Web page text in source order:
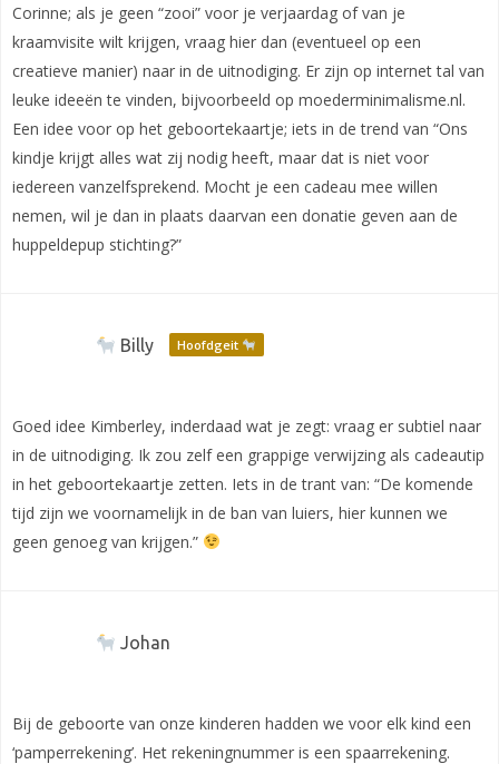
Corinne; als je geen “zooi” voor je verjaardag of van je
kraamvisite wilt krijgen, vraag hier dan (eventueel op een
creatieve manier) naar in de uitnodiging. Er zijn op internet tal van
leuke ideeën te vinden, bijvoorbeeld op moederminimalisme.nl.
Een idee voor op het geboortekaartje; iets in de trend van “Ons
kindje krijgt alles wat zij nodig heeft, maar dat is niet voor
iedereen vanzelfsprekend. Mocht je een cadeau mee willen
nemen, wil je dan in plaats daarvan een donatie geven aan de
huppeldepup stichting?”
Billy Hoofdgeit
Goed idee Kimberley, inderdaad wat je zegt: vraag er subtiel naar
in de uitnodiging. Ik zou zelf een grappige verwijzing als cadeautip
in het geboortekaartje zetten. Iets in de trant van: “De komende
tijd zijn we voornamelijk in de ban van luiers, hier kunnen we
geen genoeg van krijgen.”
Johan
Bij de geboorte van onze kinderen hadden we voor elk kind een
‘pamperrekening’. Het rekeningnummer is een spaarrekening.